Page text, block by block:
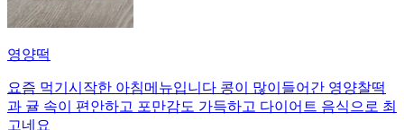
영양떡
요즘 먹기시작한 아침메뉴입니다 콩이 많이들어간 영양찰떡
과 귤 속이 편안하고 포만감도 가득하고 다이어트 음식으로 최
고네요